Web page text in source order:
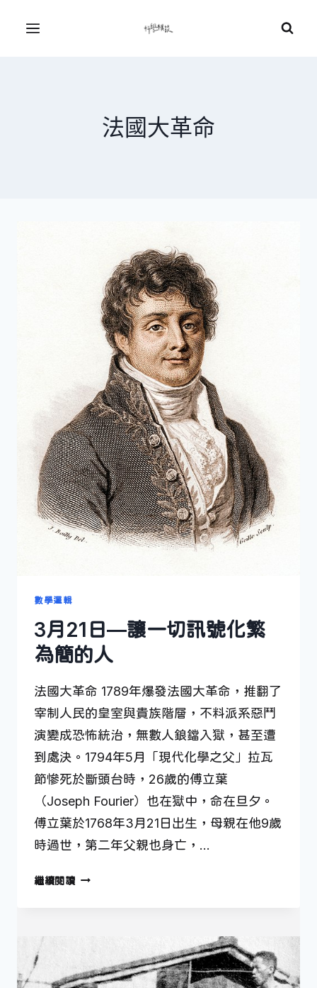
Menu
法國大革命
數學邏輯
3月21日—讓一切訊號化繁
為簡的人
法國大革命 1789年爆發法國大革命，推翻了
宰制人民的皇室與貴族階層，不料派系惡鬥
演變成恐怖統治，無數人鋃鐺入獄，甚至遭
到處決。1794年5月「現代化學之父」拉瓦
節慘死於斷頭台時，26歲的傅立葉
（Joseph Fourier）也在獄中，命在旦夕。
傅立葉於1768年3月21日出生，母親在他9歲
時過世，第二年父親也身亡，…
繼續閱讀3
讓
一